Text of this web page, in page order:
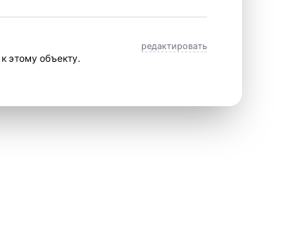
редактировать
к этому объекту.